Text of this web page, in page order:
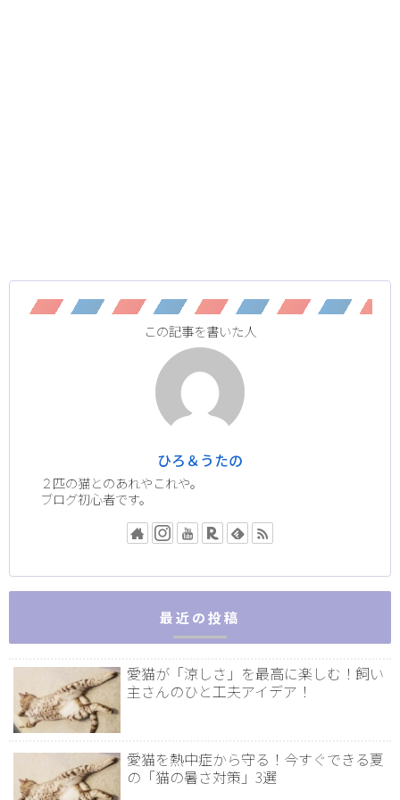
この記事を書いた人
ひろ＆うたの
２匹の猫とのあれやこれや。
ブログ初心者です。
最近の投稿
愛猫が「涼しさ」を最高に楽しむ！飼い
主さんのひと工夫アイデア！
愛猫を熱中症から守る！今すぐできる夏
の「猫の暑さ対策」3選